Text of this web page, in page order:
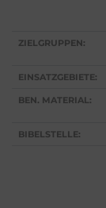
ZIELGRUPPEN:
EINSATZGEBIETE:
BEN. MATERIAL:
BIBELSTELLE: